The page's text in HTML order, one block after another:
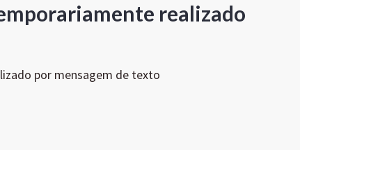
realizado
por mensagem de texto